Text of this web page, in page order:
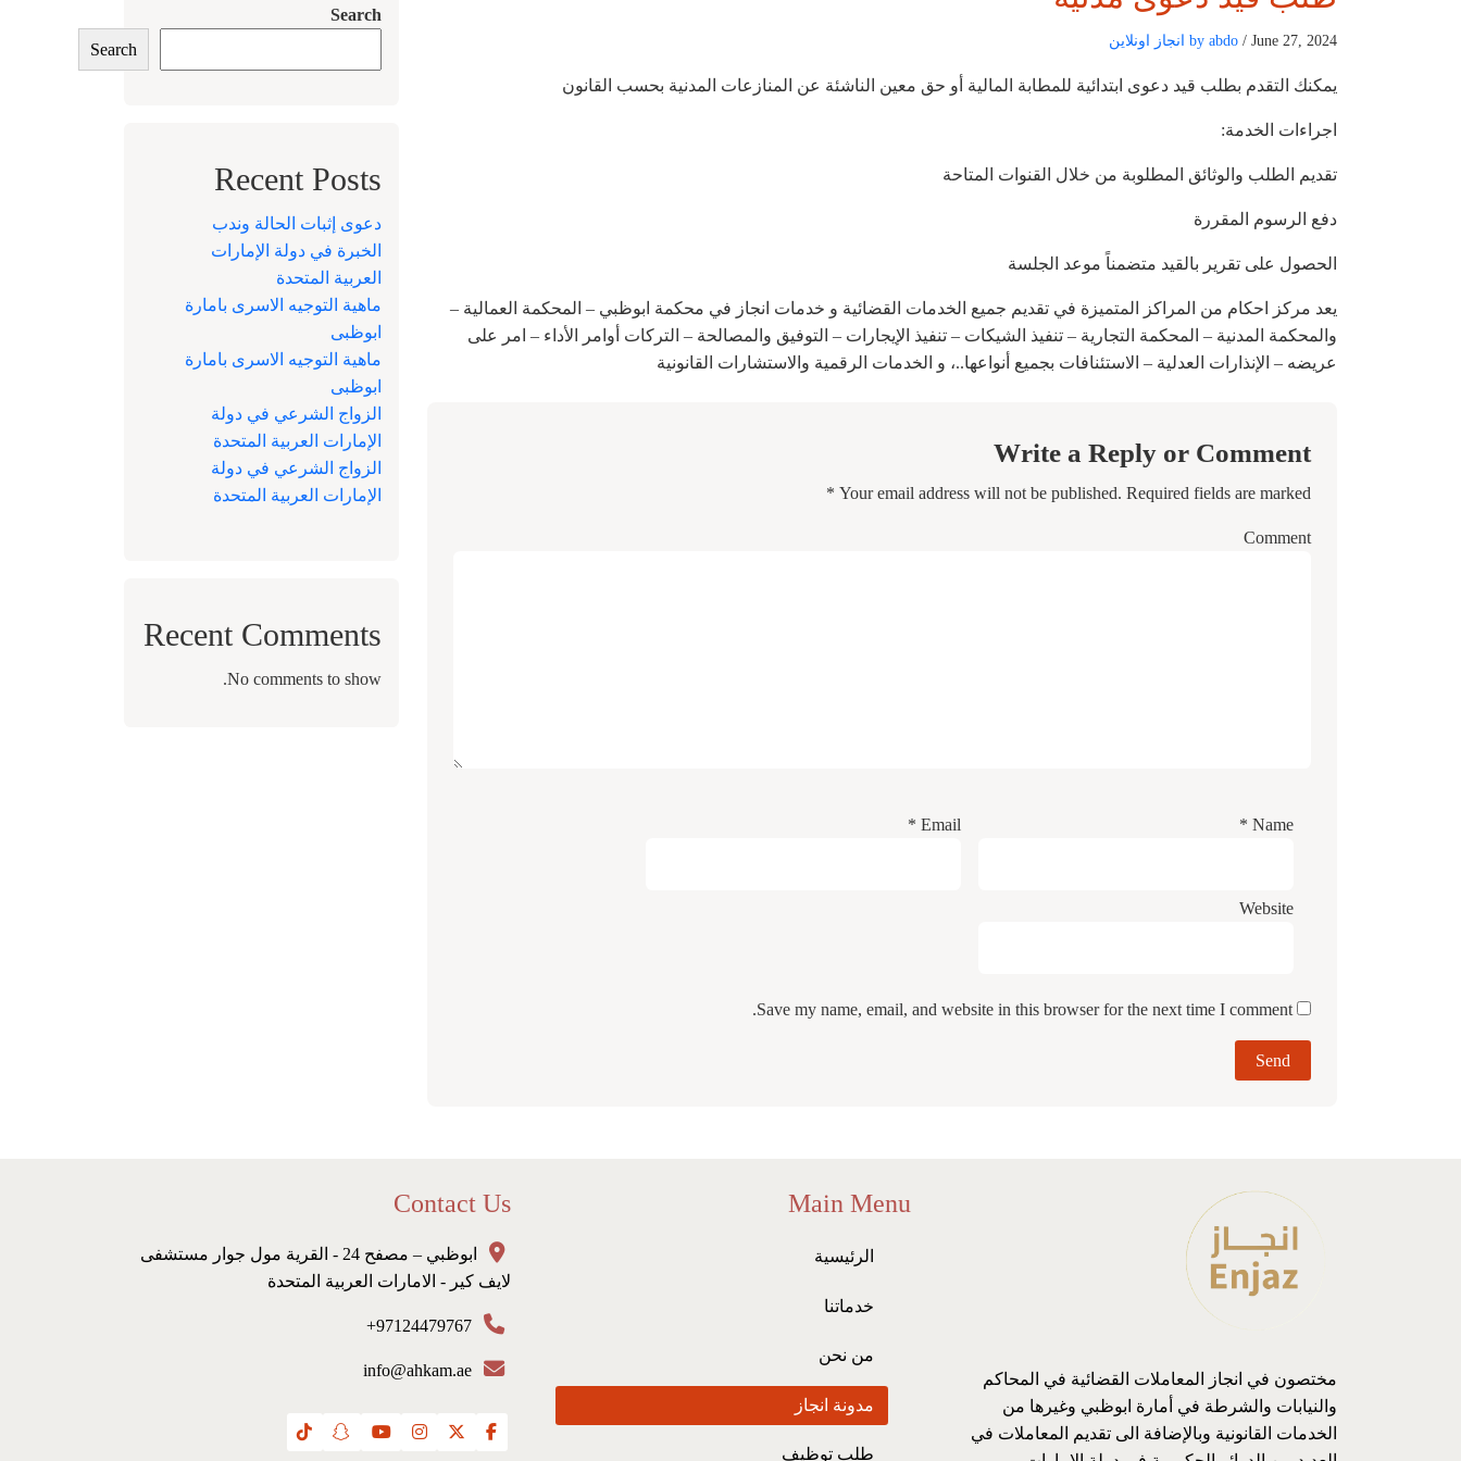
by abdo / June 27, 2024 انجاز اونلاين
يمكنك التقدم بطلب قيد دعوى ابتدائية للمطابة المالية أو حق معين الناشئة عن المنازعات المدنية بحسب القانون
اجراءات الخدمة:
تقديم الطلب والوثائق المطلوبة من خلال القنوات المتاحة
دفع الرسوم المقررة
الحصول على تقرير بالقيد متضمناً موعد الجلسة
يعد مركز احكام من المراكز المتميزة في تقديم جميع الخدمات القضائية و خدمات انجاز في محكمة ابوظبي – المحكمة العمالية –
والمحكمة المدنية – المحكمة التجارية – تنفيذ الشيكات – تنفيذ الإيجارات – التوفيق والمصالحة – التركات أوامر الأداء – امر على
عريضه – الإنذارات العدلية – الاستئنافات بجميع أنواعها..، و الخدمات الرقمية والاستشارات القانونية
Write a Reply or Comment
Your email address will not be published. Required fields are marked
*
Comment
Name
*
Email
*
Website
Save my name, email, and website in this browser for the next time I comment.
Search
Search
Recent Posts
دعوى إثبات الحالة وندب
الخبرة في دولة الإمارات
العربية المتحدة
ماهية التوجيه الاسرى بامارة
ابوظبى
ماهية التوجيه الاسرى بامارة
ابوظبى
الزواج الشرعي في دولة
الإمارات العربية المتحدة
الزواج الشرعي في دولة
الإمارات العربية المتحدة
Recent Comments
No comments to show.
مختصون في انجاز المعاملات القضائية في المحاكم
والنيابات والشرطة في أمارة ابوظبي وغيرها من
الخدمات القانونية وبالإضافة الى تقديم المعاملات في
Main Menu
الرئيسية
خدماتنا
من نحن
مدونة انجاز
طلب توظيف
Contact Us
ابوظبي – مصفح 24 - القرية مول جوار مستشفى
لايف كير - الامارات العربية المتحدة
97124479767+
info@ahkam.ae